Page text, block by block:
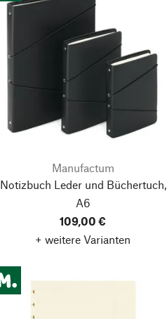
Manufactum
Notizbuch Leder und Büchertuch,
A6
109,00 €
+ weitere Varianten